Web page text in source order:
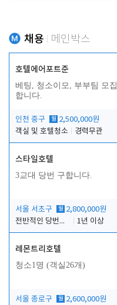
채용 메인박스
호텔에어포트준
베팅, 청소이모, 부부팀 모집
합니다.
인천 중구 월 2,500,000원
객실 및 호텔청소
경력무관
스타일호텔
3교대 당번 구합니다.
서울 서초구 월 2,800,000원
전반적인 당번업무
1년 이상
레몬트리호텔
청소1명 (객실26개)
서울 종로구 월 2,600,000원